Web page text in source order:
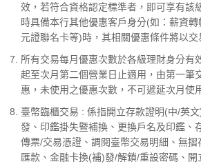
效，若符合資格認定標準者，即可享有該
時具備本行其他優惠客戶身分(如：薪資轉
元證聯名卡等)時，其相關優惠條件將以交
所有交易每月優惠次數於各級理財身分有
起至次月第二個營業日止適用，由第一筆
惠，未使用之優惠次數，不可遞延次月使
臺幣臨櫃交易 : 係指開立存款證明(中/英
發、印鑑掛失暨補換、更換戶名及印鑑、
傳票/交易憑證、調閱臺幣交易明細、無
匯款、金融卡換(補)發/解鎖/重設密碼、開